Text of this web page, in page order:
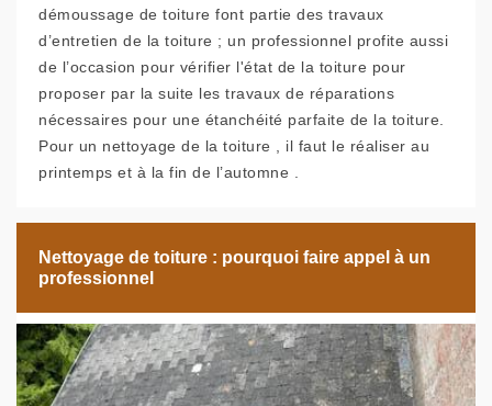
démoussage de toiture font partie des travaux
d’entretien de la toiture ; un professionnel profite aussi
de l’occasion pour vérifier l'état de la toiture pour
proposer par la suite les travaux de réparations
nécessaires pour une étanchéité parfaite de la toiture.
Pour un nettoyage de la toiture , il faut le réaliser au
printemps et à la fin de l’automne .
Nettoyage de toiture : pourquoi faire appel à un
professionnel